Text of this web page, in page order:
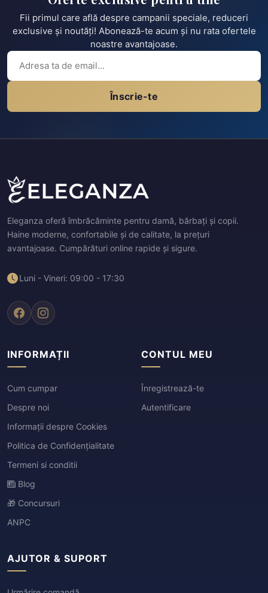
Fii primul care află despre campanii speciale, reduceri
exclusive și noutăți! Abonează-te acum și nu rata ofertele
noastre avantajoase.
Înscrie-te
Eleganza oferă îmbrăcăminte pentru damă, bărbați și copii.
Haine moderne, confortabile și de calitate, la prețuri
avantajoase. Cumpărături online rapide și sigure.
Luni - Vineri: 09:00 - 17:30
INFORMAȚII
Cum cumpar
Despre noi
Informații despre Cookies
Politica de Confidențialitate
Termeni si conditii
Blog
🎁 Concursuri
ANPC
CONTUL MEU
Înregistrează-te
Autentificare
AJUTOR & SUPORT